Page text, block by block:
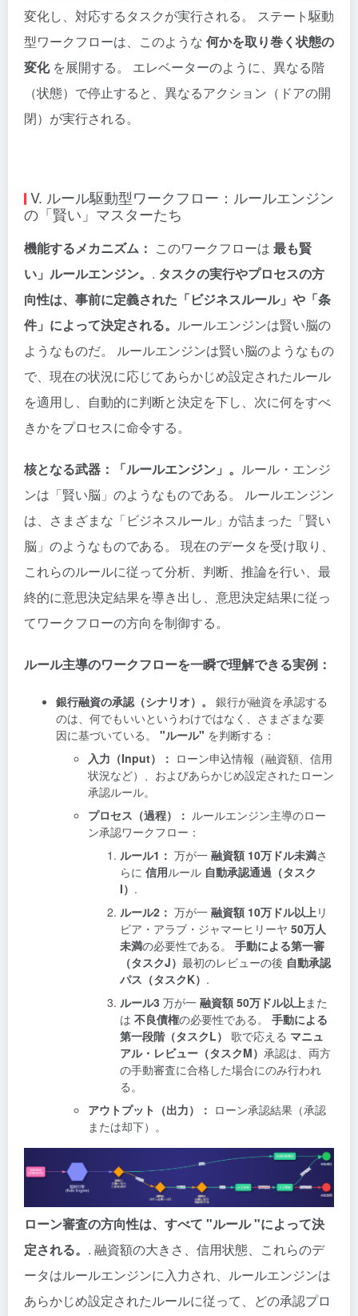
変化し、対応するタスクが実行される。 ステート駆動
型ワークフローは、このような 何かを取り巻く状態の
変化を展開する。 エレベーターのように、異なる階
（状態）で停止すると、異なるアクション（ドアの開
閉）が実行される。
V. ルール駆動型ワークフロー：ルールエンジン
の「賢い」マスターたち
機能するメカニズム： このワークフローは 最も賢
い」ルールエンジン。 . タスクの実行やプロセスの方
向性は、事前に定義された「ビジネスルール」や「条
件」によって決定される。 ルールエンジンは賢い脳の
ようなものだ。 ルールエンジンは賢い脳のようなもの
で、現在の状況に応じてあらかじめ設定されたルール
を適用し、自動的に判断と決定を下し、次に何をすべ
きかをプロセスに命令する。
核となる武器：「ルールエンジン」。 ルール・エンジ
ンは「賢い脳」のようなものである。 ルールエンジン
は、さまざまな「ビジネスルール」が詰まった「賢い
脳」のようなものである。 現在のデータを受け取り、
これらのルールに従って分析、判断、推論を行い、最
終的に意思決定結果を導き出し、意思決定結果に従っ
てワークフローの方向を制御する。
ルール主導のワークフローを一瞬で理解できる実例：
銀行融資の承認（シナリオ）。
銀行が融資を承認する
のは、何でもいいというわけではなく、さまざまな要
因に基づいている。 "ルール" を判断する：
入力（Input）： ローン申込情報（融資額、信用
状況など）、およびあらかじめ設定されたローン
承認ルール。
プロセス（過程）： ルールエンジン主導のロー
ン承認ワークフロー：
ルール1： 万が一 融資額 10万ドル未満さ
らに 信用ルール 自動承認通過（タスク
I） .
ルール2： 万が一 融資額 10万ドル以上 リ
ビア・アラブ・ジャマーヒリーヤ 50万人
未満の必要性である。 手動による第一審
（タスクJ） 最初のレビューの後 自動承認
パス（タスクK） .
ルール3 万が一 融資額 50万ドル以上 また
は 不良債権の必要性である。 手動による
第一段階（タスクL） 歌で応える マニュ
アル・レビュー（タスクM） 承認は、両方
の手動審査に合格した場合にのみ行われ
る。
アウトプット（出力）： ローン承認結果（承認
または却下）。
ローン審査の方向性は、すべて "ルール "によって決
定される。 . 融資額の大きさ、信用状態、これらのデ
ータはルールエンジンに入力され、ルールエンジンは
あらかじめ設定されたルールに従って、どの承認プロ